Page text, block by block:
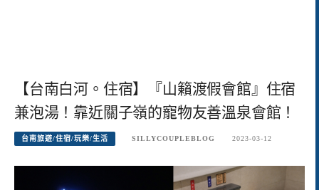
【台南白河。住宿】『山籟渡假會館』住宿
兼泡湯！靠近關子嶺的寵物友善溫泉會館！
台南旅遊/住宿/玩樂/生活 SILLYCOUPLEBLOG 2023-03-12